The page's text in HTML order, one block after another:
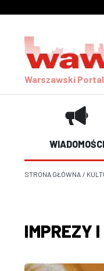
Warszawski
WIADOMOŚCI
STRONA GŁÓWNA /
IMPREZY